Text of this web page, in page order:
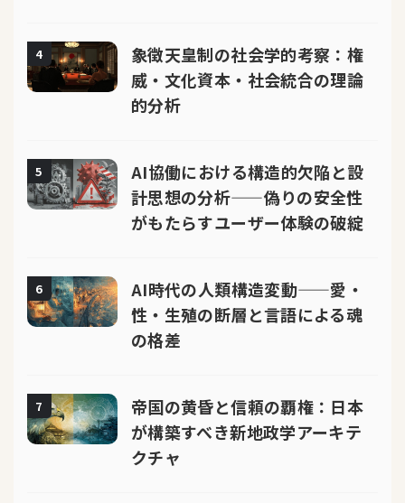
4
象徴天皇制の社会学的考察：権
威・文化資本・社会統合の理論
的分析
5
AI協働における構造的欠陥と設
計思想の分析——偽りの安全性
がもたらすユーザー体験の破綻
6
AI時代の人類構造変動——愛・
性・生殖の断層と言語による魂
の格差
7
帝国の黄昏と信頼の覇権：日本
が構築すべき新地政学アーキテ
クチャ